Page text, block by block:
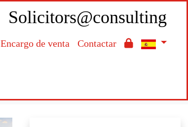
Solicitors@consulting
Encargo de venta Contactar